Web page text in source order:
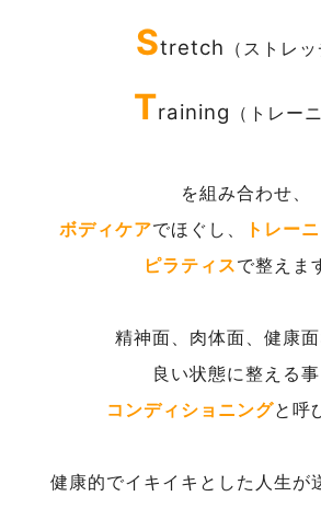
Stretch （ストレッ
Training （トレー
を組み合わせ、
ボディケアでほぐし、 トレー
ピラティスで整えま
精神面、肉体面、健康
良い状態に整える
コンディショニングと呼
健康的でイキイキとした人生が